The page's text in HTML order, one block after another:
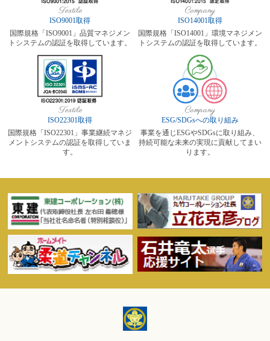
Textile
ISO9001取得
国際規格「ISO9001」品質マネジメン
トシステムの認証を取得しています。
Company
ISO14001取得
国際規格「ISO14001」環境マネジメン
トシステムの認証を取得しています。
Textile
ISO22301取得
国際規格「ISO22301」事業継続マネジ
メントシステムの認証を取得していま
す。
Company
ESG/SDGsへの取り組み
事業を通じESGやSDGsに取り組み、
持続可能な未来の実現に貢献してまい
ります。